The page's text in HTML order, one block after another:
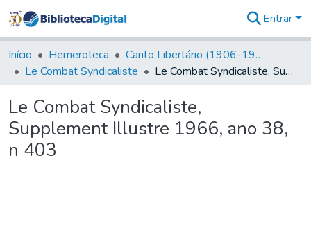
&
Coleções
Tudo na
Digital
Estatísticas
Entrar
Início Hemeroteca
Canto Libertário (1906-1995)
Le Combat Syndicaliste
Le Combat Syndicaliste, Supplement Illustre 1966, ano 38, n 403
Le Combat Syndicaliste,
Supplement Illustre 1966, ano 38,
n 403